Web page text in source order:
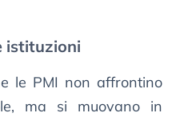
istituzioni
le PMI non affrontino
ma si muovano in